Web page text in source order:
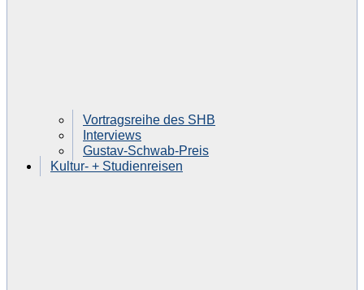
Vortragsreihe des SHB
Interviews
Gustav-Schwab-Preis
Kultur- + Studienreisen